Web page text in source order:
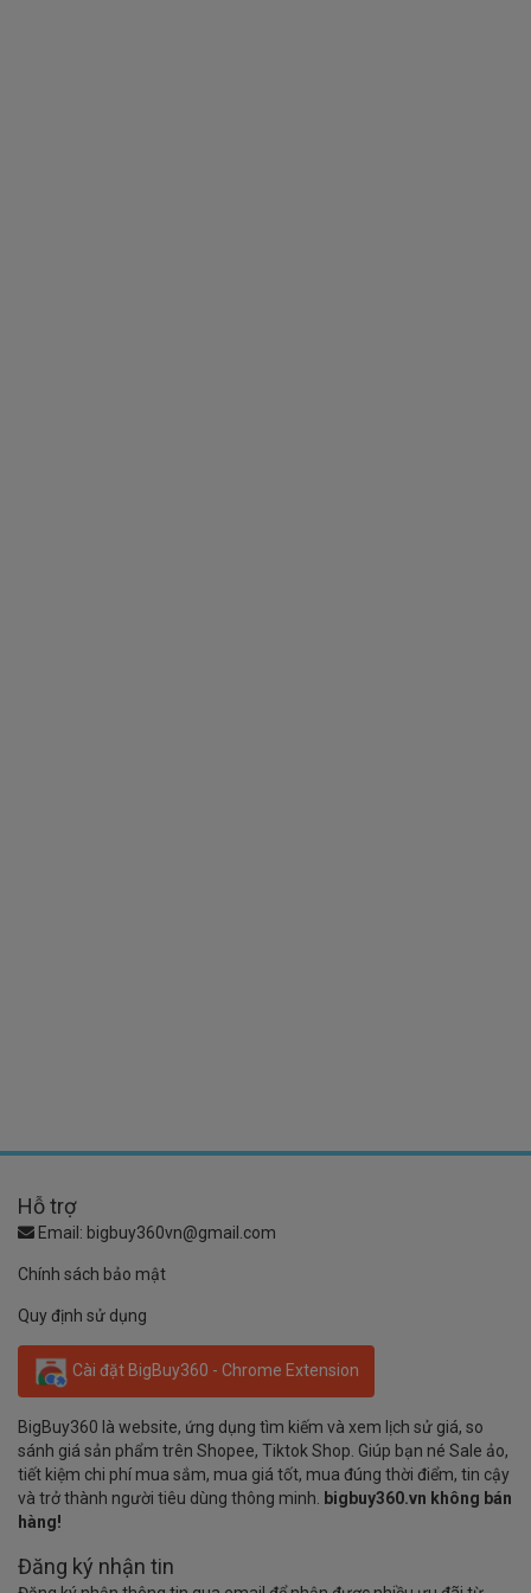
Hỗ trợ
Email: bigbuy360vn@gmail.com
Chính sách bảo mật
Quy định sử dụng
Cài đặt BigBuy360 - Chrome Extension
BigBuy360 là website, ứng dụng tìm kiếm và xem lịch sử giá, so
sánh giá sản phẩm trên Shopee, Tiktok Shop. Giúp bạn né Sale ảo,
tiết kiệm chi phí mua sắm, mua giá tốt, mua đúng thời điểm, tin cậy
và trở thành người tiêu dùng thông minh.
bigbuy360.vn không bán
hàng!
Đăng ký nhận tin